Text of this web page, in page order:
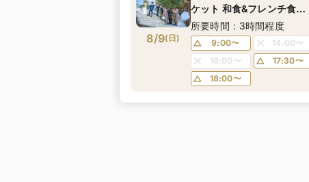
8/9( 日)
ケット 和食&フレンチ食べ
比べコース試食付！ガラス
のバージンロード挙式体験
などALL体験が一日で叶う
★マイナビ人気会場ランキ
ング1位に選ばれました
所要時間：3時間程度
9:00〜
14:00〜
16:00〜
17:30〜
18:00〜